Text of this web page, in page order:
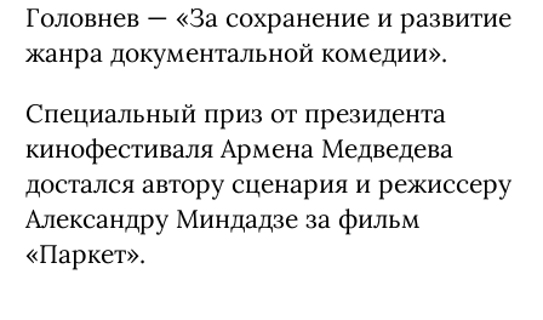
Головнев — «За сохранение и развитие
жанра документальной комедии».
Специальный приз от президента
кинофестиваля Армена Медведева
достался автору сценария и режиссеру
Александру Миндадзе за фильм
«Паркет».